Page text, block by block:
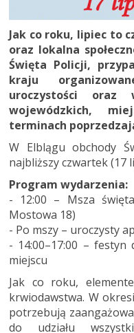
Jak co roku, lipiec to
oraz lokalna
Święta Policji,
kraju
uroczystości oraz
wojewódzkich,
terminach
W Elblągu obchody
najbliższy czwartek (17
Program wydarzenia:
- 12:00 – Msza
Mostowa 18)
- Po mszy – uroczysty
- 14:00–17:00 – festyn
miejscu
Jak co roku,
krwiodawstwa. W
potrzebują
do udziału